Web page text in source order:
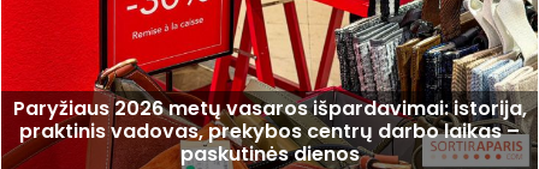
Paryžiaus 2026 metų vasaros išpardavimai: istorija,
praktinis vadovas, prekybos centrų darbo laikas –
paskutinės dienos